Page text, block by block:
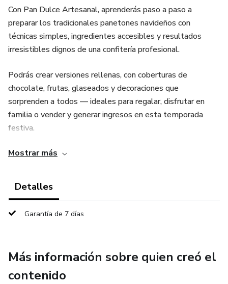
Con Pan Dulce Artesanal, aprenderás paso a paso a
preparar los tradicionales panetones navideños con
técnicas simples, ingredientes accesibles y resultados
irresistibles dignos de una confitería profesional.
Podrás crear versiones rellenas, con coberturas de
chocolate, frutas, glaseados y decoraciones que
sorprenden a todos — ideales para regalar, disfrutar en
familia o vender y generar ingresos en esta temporada
festiva.
Además, recibirás 6 BONOS EXCLUSIVOS que completan
🎁 Budines y Roscas Navideñas
🎁 Guía para Emprender
🎁 Rellenos y Glaseados Premium
Mostrar más
Detalles
Garantía de 7 días
Más información sobre quien creó el
contenido